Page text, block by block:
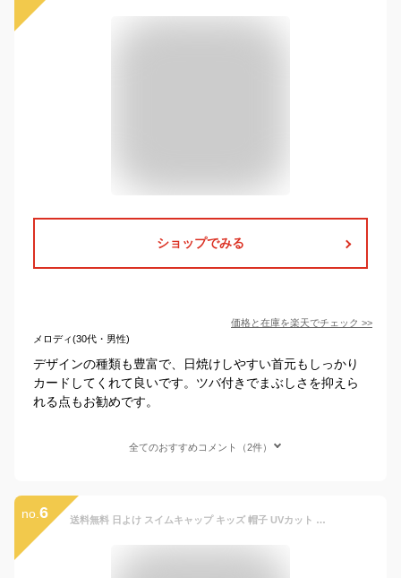
ショップでみる
価格と在庫を楽天でチェック >>
メロディ(30代・男性)
デザインの種類も豊富で、日焼けしやすい首元もしっかり
カードしてくれて良いです。ツバ付きでまぶしさを抑えら
れる点もお勧めです。
全てのおすすめコメント（2件）
no. 6 送料無料 日よけ スイムキャップ キッズ 帽子 UVカット つば付 水泳帽 子供 ベビー 男の子 女の子 ネックカバー スイミング 水泳 日焼け防止 紫外線 熱中症対策 無地 水遊び ピクニック プール 保育園 幼稚園 小学生